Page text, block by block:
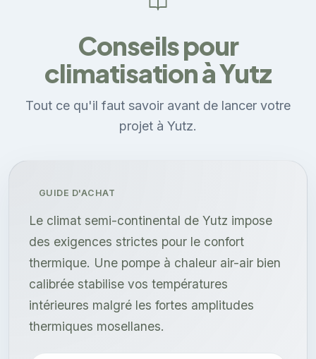
Conseils pour
climatisation à Yutz
Tout ce qu'il faut savoir avant de lancer votre
projet à Yutz.
GUIDE D'ACHAT
Le climat semi-continental de Yutz impose
des exigences strictes pour le confort
thermique. Une pompe à chaleur air-air bien
calibrée stabilise vos températures
intérieures malgré les fortes amplitudes
thermiques mosellanes.